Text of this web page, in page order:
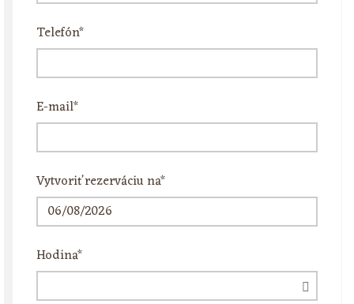
Telefón*
E-mail*
Vytvoriť rezerváciu na*
Hodina*